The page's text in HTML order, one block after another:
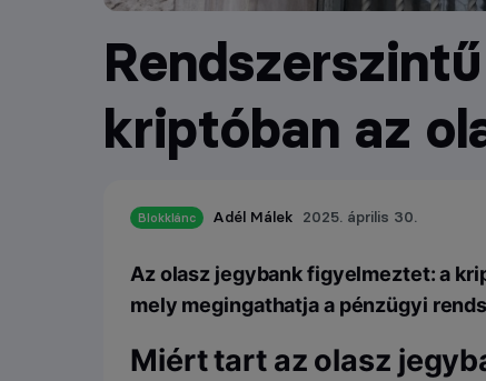
kriptóban az
Blokklánc Adél Málek 2025. április 30.
Az olasz jegybank figyelmeztet: a
mely megingathatja a pénzügyi
Miért tart az olasz